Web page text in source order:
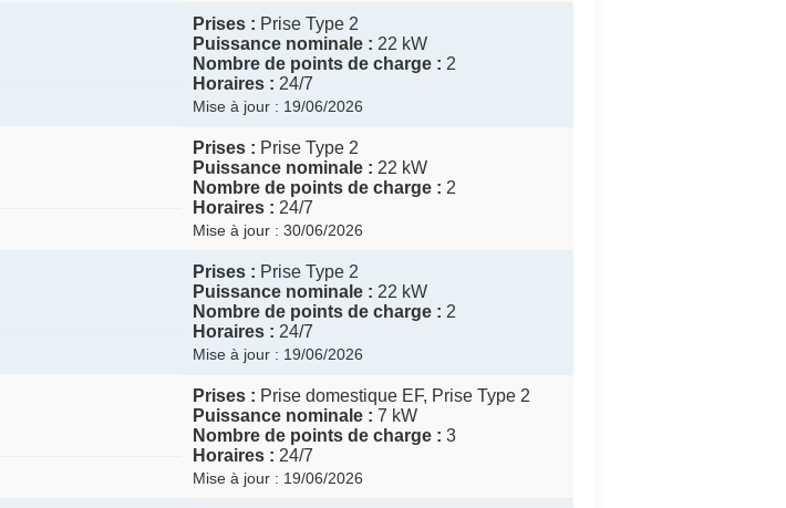
Prises : Prise Type 2
Puissance nominale : 22 kW
Nombre de points de charge : 2
Horaires : 24/7
Mise à jour : 19/06/2026
Prises : Prise Type 2
Puissance nominale : 22 kW
Nombre de points de charge : 2
Horaires : 24/7
Mise à jour : 30/06/2026
Prises : Prise Type 2
Puissance nominale : 22 kW
Nombre de points de charge : 2
Horaires : 24/7
Mise à jour : 19/06/2026
Prises : Prise domestique EF, Prise Type 2
Puissance nominale : 7 kW
Nombre de points de charge : 3
Horaires : 24/7
Mise à jour : 19/06/2026